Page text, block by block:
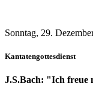
Sonntag, 29.
Kantatengottesdienst
J.S.Bach: "Ich